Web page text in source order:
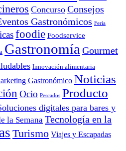
Concurso Consejos
Gastronómicos Feria
foodie Foodservice
Gastronomía Gourmet
Innovación alimentaria
Gastronómico Noticias
Ocio Pescados Producto
digitales para bares y
la Semana Tecnología en la
Turismo Viajes y Escapadas